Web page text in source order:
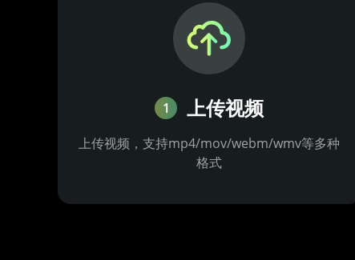
1 上传视频
上传视频，支持mp4/mov/webm/wmv等多种
格式